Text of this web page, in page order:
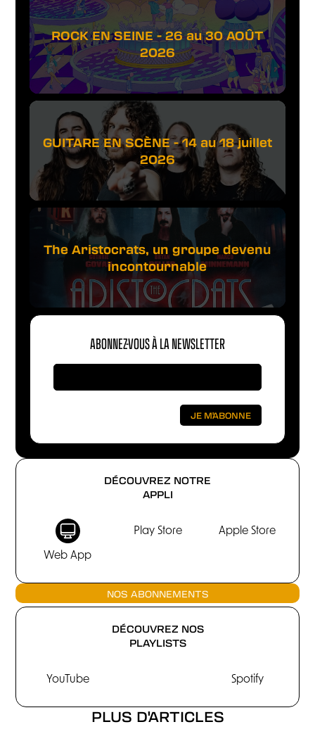
DÉCOUVREZ NOTRE
APPLI
Web App
Play Store Apple Store
NOS ABONNEMENTS
DÉCOUVREZ NOS
PLAYLISTS
YouTube Spotify
ROCK EN SEINE - 26 au 30 AOÛT
2026
GUITARE EN SCÈNE - 14 au 18 juillet
2026
The Aristocrats, un groupe devenu
incontournable
ABONNEZ-VOUS À LA NEWSLETTER
PLUS D'ARTICLES